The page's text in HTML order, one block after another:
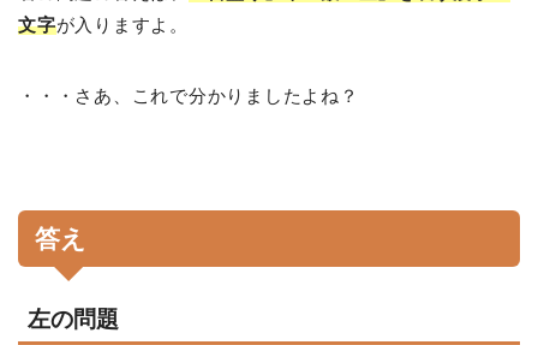
文字が入りますよ。
・・・さあ、これで分かりましたよね？
答え
左の問題